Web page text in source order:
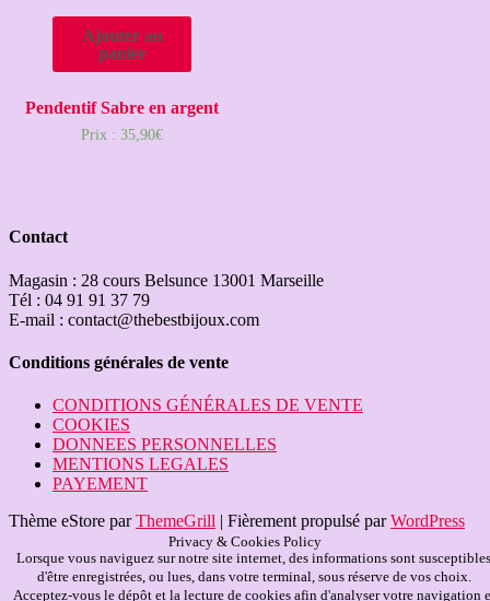
Ajouter au
panier
Pendentif Sabre en argent
Prix :35,90€
Contact
Magasin : 28 cours Belsunce 13001 Marseille
Tél : 04 91 91 37 79
E-mail : contact@thebestbijoux.com
Conditions générales de vente
CONDITIONS GÉNÉRALES DE VENTE
COOKIES
DONNEES PERSONNELLES
MENTIONS LEGALES
PAYEMENT
Thème eStore parThemeGrill | Fièrement propulsé parWordPress
Lorsque vous naviguez sur notre site internet, des informations sont susceptibles
d'être enregistrées, ou lues, dans votre terminal, sous réserve de vos choix.
Acceptez-vous le dépôt et la lecture de cookies afin d'analyser votre navigation
Privacy & Cookies Policy